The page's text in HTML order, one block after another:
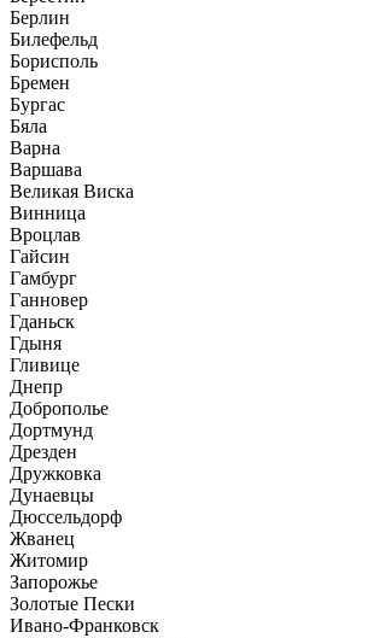
Берлин
Билефельд
Борисполь
Бремен
Бургас
Бяла
Варна
Варшава
Великая Виска
Винница
Вроцлав
Гайсин
Гамбург
Ганновер
Гданьск
Гдыня
Гливице
Днепр
Доброполье
Дортмунд
Дрезден
Дружковка
Дунаевцы
Дюссельдорф
Жванец
Житомир
Запорожье
Золотые Пески
Ивано-Франковск